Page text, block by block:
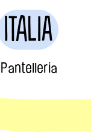
Italia
Pantelleria